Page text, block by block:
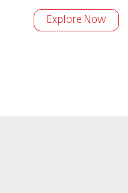
Explore Now